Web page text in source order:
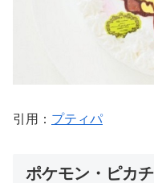
引用： プティパ
ポケモン・ピカ